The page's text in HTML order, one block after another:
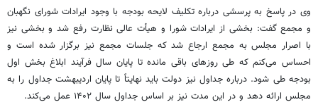
وی در پاسخ به پرسشی درباره تکلیف لایحه بودجه با وجود ایرادات شورای نگهبان
و مجمع گفت: بخشی از ایرادات شورا و هیأت عالی نظارت رفع شد و بخشی نیز
با اصرار مجلس به مجمع ارجاع شد که جلسات مجمع نیز برگزار شده‌ است و
احساس می‌کنم که طی روزهای باقی مانده تا پایان سال فرآیند ابلاغ بخش اول
بودجه طی شود. درباره جداول نیز دولت باید نهایتاً تا پایان اردیبهشت جداول را به
مجلس ارائه دهد و در این مدت نیز بر اساس جداول سال ۱۴۰۲ عمل می‌کند.